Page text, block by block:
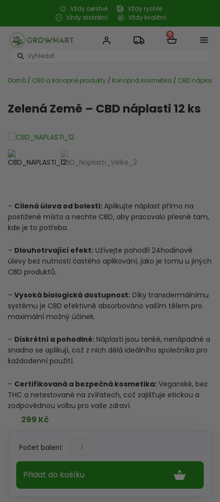
obsah
Vždy čerstvé
Vždy rychle
Vždy diskrétní
Vždy kvalitní
0
Cart
Search
Domů / CBD a konopné produkty / Konopná kosmetika / CBD náplasti
Zelená Země – CBD náplasti 12 ks
– Cílená úleva od bolesti: Aplikujte náplast přímo na
postižené místo a nechte CBD, aby pracovalo přesně tam,
kde je to potřeba.
– Dlouhotrvající efekt: Užívejte pohodlí 24hodinové
úlevy bez nutnosti častého aplikování, jako je tomu u jiných
CBD produktů.
– Vysoká biologická dostupnost: Díky transdermálnímu
systému je CBD efektivně absorbováno vaším tělem pro
maximální možný účinek.
– Diskrétní a pohodlné: Náplasti jsou tenké, nenápadné a
snadno se aplikují, což z nich dělá ideálního společníka pro
každodenní použití.
– Certifikovaná a bezpečná kosmetika: Veganské, bez
THC a netestované na zvířatech, což zajišťuje etickou a
zodpovědnou volbu pro vaše zdraví.
299 Kč
Počet balení:
Zelená
CBD
náplasti
Přidat do košíku